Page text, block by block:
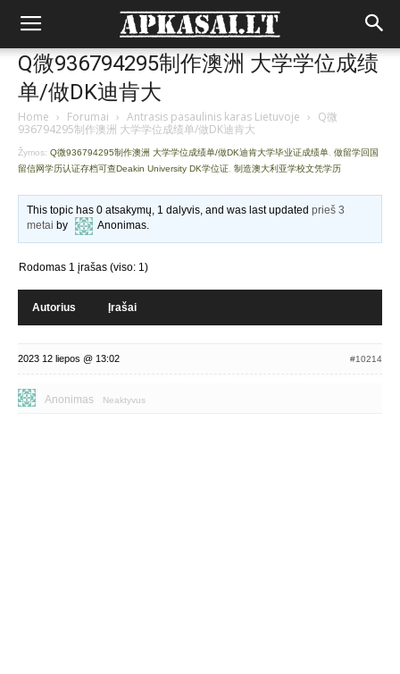
Q微936794295制作澳洲 大学学位成绩
单/做DK迪肯大
Home › Forumai › Antrasis pasaulinis karas Lietuvoje › Q微
936794295制作澳洲 大学学位成绩单/做DK迪肯大
Žymos: Q微936794295制作澳洲 大学学位成绩单/做DK迪肯大学毕业证成绩单 做留学回国
留信网学历认证存档可查Deakin University DK学位证 制造澳大利亚学校文凭学历
This topic has 0 atsakymų, 1 dalyvis, and was last updatedprieš 3
metai by Anonimas.
Rodomas 1 įrašas (viso: 1)
Autorius Įrašai
2023 12 liepos @ 13:02 #10214
Anonimas Neaktyvus